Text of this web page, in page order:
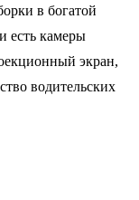
в богатой
есть камеры
экран,
водительских